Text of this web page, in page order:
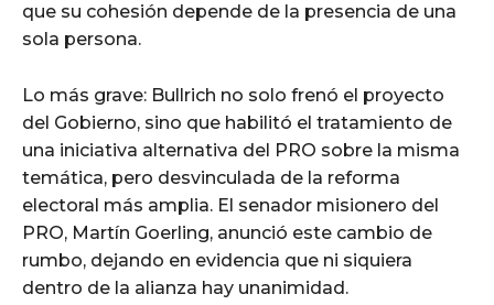
que su cohesión depende de la presencia de una
sola persona.
Lo más grave: Bullrich no solo frenó el proyecto
del Gobierno, sino que habilitó el tratamiento de
una iniciativa alternativa del PRO sobre la misma
temática, pero desvinculada de la reforma
electoral más amplia. El senador misionero del
PRO, Martín Goerling, anunció este cambio de
rumbo, dejando en evidencia que ni siquiera
dentro de la alianza hay unanimidad.